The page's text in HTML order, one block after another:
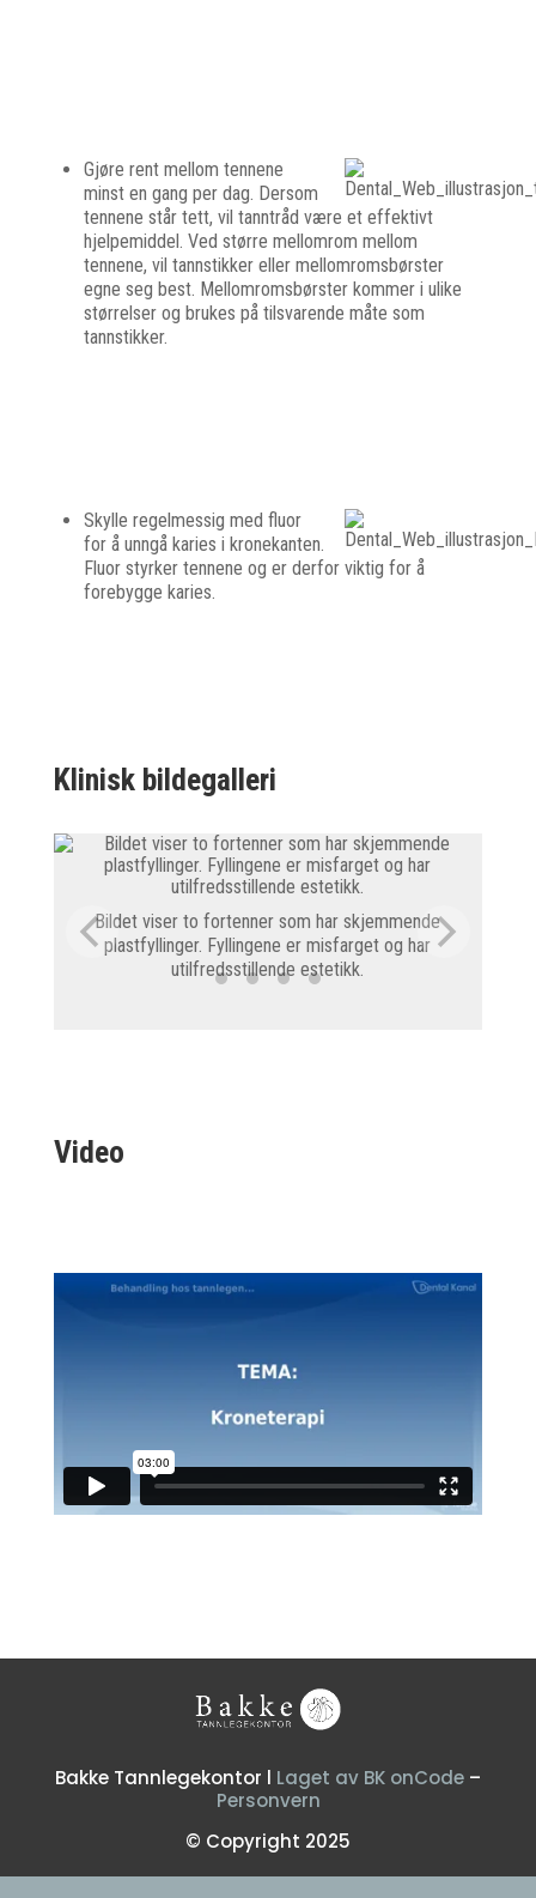
Gjøre rent mellom tennene
minst en gang per dag. Dersom
tennene står tett, vil tanntråd være et effektivt
hjelpemiddel. Ved større mellomrom mellom
tennene, vil tannstikker eller mellomromsbørster
egne seg best. Mellomromsbørster kommer i ulike
størrelser og brukes på tilsvarende måte som
tannstikker.
Skylle regelmessig med fluor
for å unngå karies i kronekanten.
Fluor styrker tennene og er derfor viktig for å
forebygge karies.
Klinisk bildegalleri
Bildet viser to fortenner som har skjemmende
plastfyllinger. Fyllingene er misfarget og har
utilfredsstillende estetikk.
Video
Bakke Tannlegekontor l Laget av BK onCode –
Personvern
© Copyright 2025